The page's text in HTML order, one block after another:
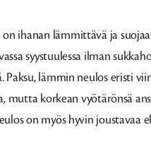
ihanan lämmittävä ja
syystuulessa ilman
Paksu, lämmin neulos eristi
mutta korkean vyötärönsä
on myös hyvin joustavaa